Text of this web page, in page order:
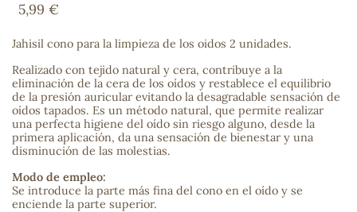
5,99 €
Jahisil cono para la limpieza de los oidos 2 unidades.
Realizado con tejido natural y cera, contribuye a la
eliminación de la cera de los oídos y restablece el equilibrio
de la presión auricular evitando la desagradable sensación de
oídos tapados. Es un método natural, que permite realizar
una perfecta higiene del oído sin riesgo alguno, desde la
primera aplicación, da una sensación de bienestar y una
disminución de las molestias.
Modo de empleo:
Se introduce la parte más fina del cono en el oído y se
enciende la parte superior.